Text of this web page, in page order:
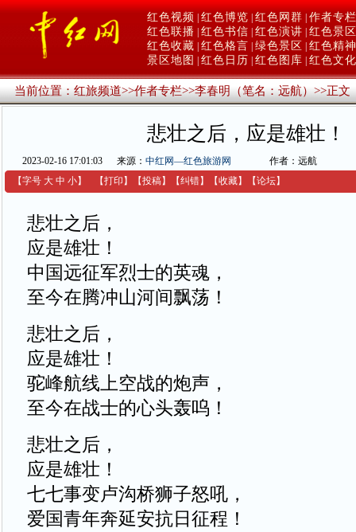
红色视频 红色博览 红色网群 作者专栏
红色联播 红色书信 红色演讲 红色景区
红色收藏 红色格言 绿色景区
红色精神
景区地图
红色日历 红色图库 红色文化
当前位置：红旅频道>>作者专栏>>李春明（笔名：远航）>>正文
悲壮之后，应是雄壮！
2023-02-16 17:01:03 来源： 中红网—红色旅游网
作者：远航
【字号 大 中 小】 【打印 】 【投稿】 【纠错】 【收藏】 【论坛】
悲壮之后，
应是雄壮！
中国远征军烈士的英魂，
至今在腾冲山河间飘荡！
悲壮之后，
应是雄壮！
驼峰航线上空战的炮声，
至今在战士的心头轰呜！
悲壮之后，
应是雄壮！
七七事变卢沟桥狮子怒吼，
爱国青年奔延安抗日征程！